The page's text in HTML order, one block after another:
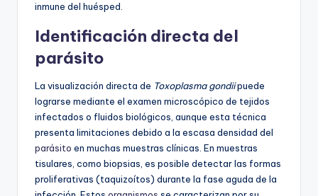
inmune del huésped.
Identificación directa del
parásito
La visualización directa de Toxoplasma gondiipuede
lograrse mediante el examen microscópico de tejidos
infectados o fluidos biológicos, aunque esta técnica
presenta limitaciones debido a la escasa densidad del
parásito en muchas muestras clínicas. En muestras
tisulares, como biopsias, es posible detectar las formas
proliferativas (taquizoítos) durante la fase aguda de la